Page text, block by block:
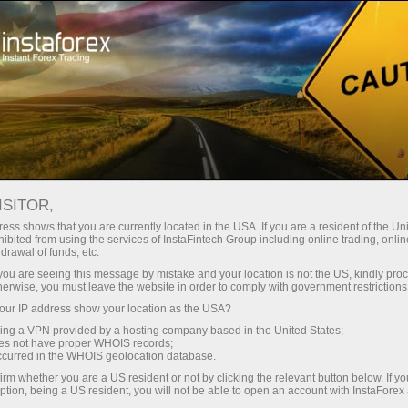
Трейдерам Форекс аналитика
Форекс ТВ
Форекс-ТВ: календарь
Календарь трейдера на 28 марта: В
тарифной игре Трампа победителей не
будет? (ua)
shows that you are currently located in the USA. If you are a resident of the
from using the services of InstaFintech Group including online trading,
of funds, etc.
are seeing this message by mistake and your location is not the US, kindly
you must leave the website in order to comply with government
IP address show your location as the USA?
a VPN provided by a hosting company based in the United States;
not have proper WHOIS records;
in the WHOIS geolocation database.
whether you are a US resident or not by clicking the relevant button below. If
being a US resident, you will not be able to open an account with InstaForex